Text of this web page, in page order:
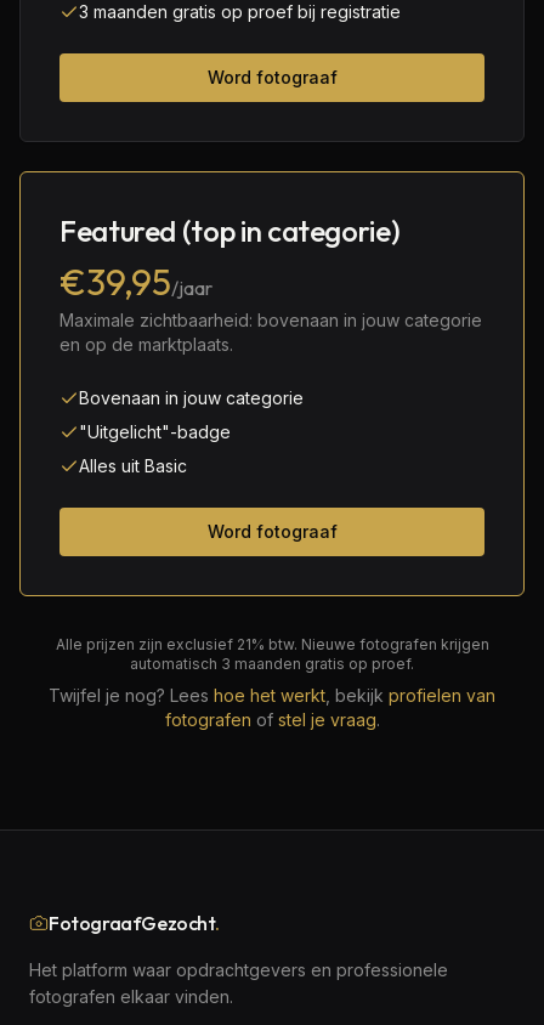
3 maanden gratis op proef bij registratie
Word fotograaf
Featured (top in categorie)
€39,95/jaar
Maximale zichtbaarheid: bovenaan in jouw categorie
en op de marktplaats.
Bovenaan in jouw categorie
"Uitgelicht"-badge
Alles uit Basic
Word fotograaf
Alle prijzen zijn exclusief 21% btw. Nieuwe fotografen krijgen
automatisch 3 maanden gratis op proef.
Twijfel je nog? Lees hoe het werkt , bekijk profielen van
fotografen of stel je vraag.
FotograafGezocht.
Het platform waar opdrachtgevers en professionele
fotografen elkaar vinden.